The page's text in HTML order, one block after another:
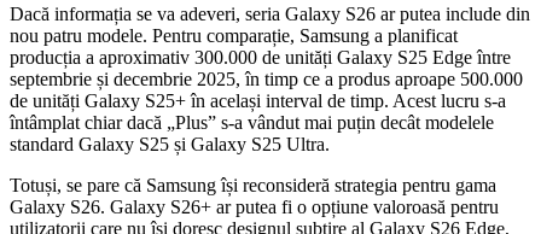
Dacă informația se va adeveri, seria Galaxy S26 ar putea include din
nou patru modele. Pentru comparație, Samsung a planificat
producția a aproximativ 300.000 de unități Galaxy S25 Edge între
septembrie și decembrie 2025, în timp ce a produs aproape 500.000
de unități Galaxy S25+ în același interval de timp. Acest lucru s-a
întâmplat chiar dacă „Plus” s-a vândut mai puțin decât modelele
standard Galaxy S25 și Galaxy S25 Ultra.
Totuși, se pare că Samsung își reconsideră strategia pentru gama
Galaxy S26. Galaxy S26+ ar putea fi o opțiune valoroasă pentru
utilizatorii care nu își doresc designul subțire al Galaxy S26 Edge,